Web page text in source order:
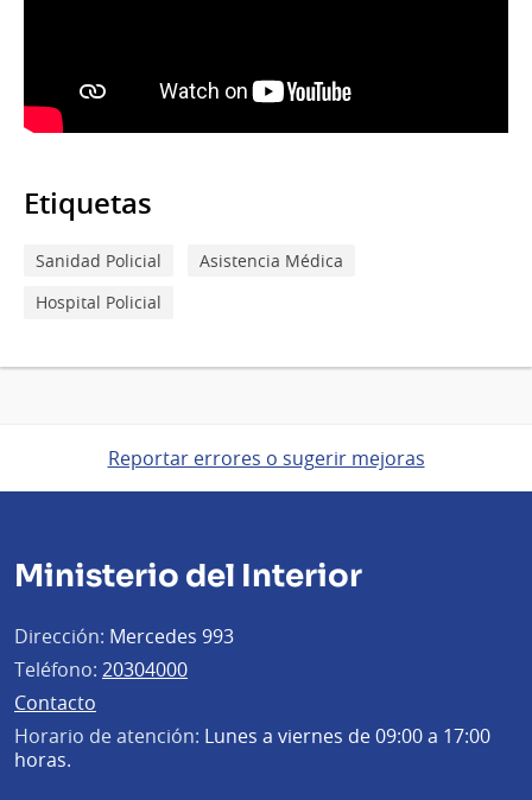
Etiquetas
Sanidad Policial
Asistencia Médica
Hospital Policial
Reportar errores o sugerir mejoras
Ministerio del Interior
Dirección: Mercedes 993
Teléfono: 20304000
Contacto
Horario de atención: Lunes a viernes de 09:00 a 17:00
horas.